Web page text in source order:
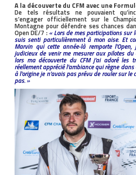
A la découverte du CFM avec une
De tels résultats ne pouvaient
s’engager officiellement sur le
Montagne pour défendre ses chances
Open DE/7 : « Lors de mes participations sur
suis senti particulièrement à mon aise. Et
Marvin qui cette année-là remporte
judicieux de venir me mesurer aux pilotes du
lors ma découverte du CFM j’ai adoré les
réellement apprécié l’ambiance qui règne
à l’origine je n’avais pas prévu de rouler sur
pas. »